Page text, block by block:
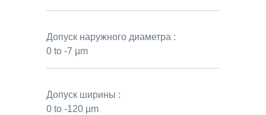
Допуск наружного диаметра :
0 to -7 µm
Допуск ширины :
0 to -120 µm